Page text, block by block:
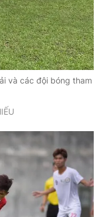
và các đội bóng tham